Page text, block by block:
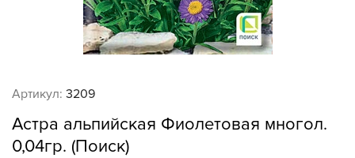
Артикул: 3209
Астра альпийская Фиолетовая многол.
0,04гр. (Поиск)